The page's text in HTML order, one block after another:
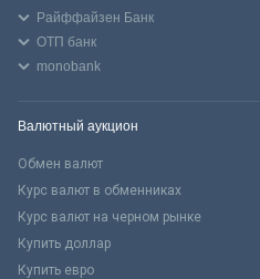
Райффайзен Банк
ОТП банк
monobank
Валютный аукцион
Обмен валют
Курс валют в обменниках
Курс валют на черном рынке
Купить доллар
Купить евро